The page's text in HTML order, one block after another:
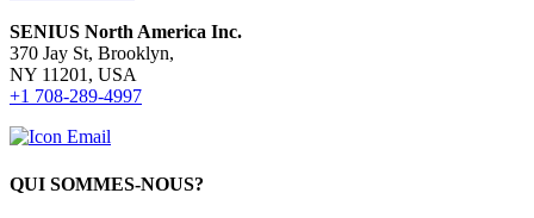
SENIUS North America Inc.
370 Jay St, Brooklyn,
NY 11201, USA
+1 708-289-4997
QUI SOMMES-NOUS?